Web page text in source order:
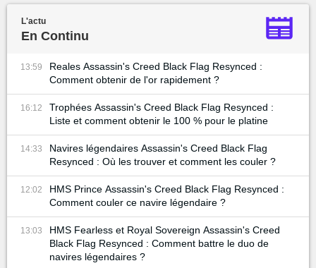
L'actu
En Continu
13:59
Reales Assassin's Creed Black Flag Resynced :
Comment obtenir de l'or rapidement ?
16:12
Trophées Assassin's Creed Black Flag Resynced :
Liste et comment obtenir le 100 % pour le platine
14:33
Navires légendaires Assassin's Creed Black Flag
Resynced : Où les trouver et comment les couler ?
12:02
HMS Prince Assassin's Creed Black Flag Resynced :
Comment couler ce navire légendaire ?
13:03
HMS Fearless et Royal Sovereign Assassin's Creed
Black Flag Resynced : Comment battre le duo de
navires légendaires ?